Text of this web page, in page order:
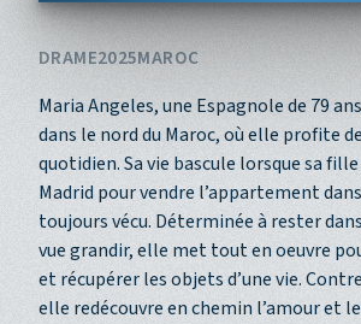
DRAME2025MAROC
Maria Angeles, une Espagnole de 79
dans le nord du Maroc, où elle profite
quotidien. Sa vie bascule lorsque sa
Madrid pour vendre l’appartement
toujours vécu. Déterminée à rester
vue grandir, elle met tout en oeuvre
et récupérer les objets d’une vie.
elle redécouvre en chemin l’amour et